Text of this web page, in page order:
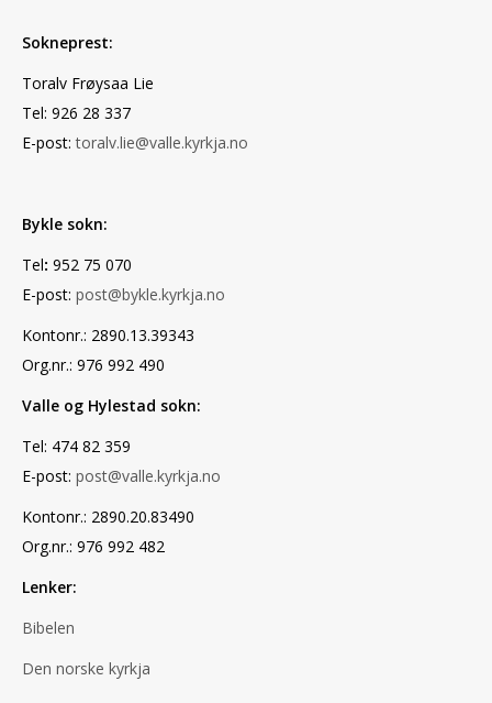
Sokneprest:
Toralv Frøysaa Lie
Tel: 926 28 337
E-post:toralv.lie@valle.kyrkja.no
Bykle sokn:
Tel: 952 75 070
E-post: post@bykle.kyrkja.no
Kontonr.: 2890.13.39343
Org.nr.: 976 992 490
Valle og Hylestad sokn:
Tel: 474 82 359
E-post: post@valle.kyrkja.no
Kontonr.: 2890.20.83490
Org.nr.: 976 992 482
Lenker:
Bibelen
Den norske kyrkja